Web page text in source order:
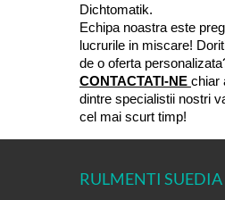
Dichtomatik.
Echipa noastra este
lucrurile in miscare!
de o oferta
CONTACTATI-NE chiar
dintre specialistii nostri
cel mai scurt timp!
RULMENTI SUEDIA